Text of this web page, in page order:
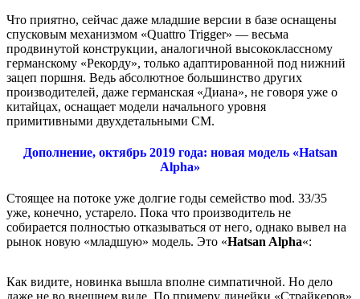
Что приятно, сейчас даже младшие версии в базе оснащены
спусковым механизмом «Quattro Trigger» — весьма
продвинутой конструкции, аналогичной высококлассному
германскому «Рекорду», только адаптированной под нижний
зацеп поршня. Ведь абсолютное большинство других
производителей, даже германская «Диана», не говоря уже о
китайцах, оснащает модели начального уровня
примитивными двухдетальными СМ.
Дополнение, октябрь 2019 года: новая модель «Hatsan
Alpha»
Стоящее на потоке уже долгие годы семейство mod. 33/35
уже, конечно, устарело. Пока что производитель не
собирается полностью отказываться от него, однако вывел на
рынок новую «младшую» модель. Это «Hatsan Alpha«:
Как видите, новинка вышла вполне симпатичной. Но дело
даже не во внешнем виде. По примеру линейки «Страйкеров»